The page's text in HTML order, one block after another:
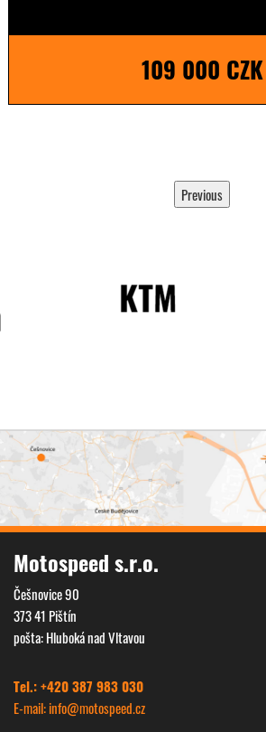
109 000 CZK
Previous
Motospeed s.r.o.
Češnovice 90
373 41 Pištín
pošta: Hluboká nad Vltavou
Tel.: +420 387 983 030
E-mail: info@motospeed.cz